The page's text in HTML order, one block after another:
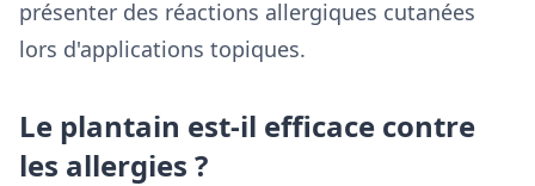
présenter des réactions allergiques cutanées
lors d'applications topiques.
Le plantain est-il efficace contre
les allergies ?